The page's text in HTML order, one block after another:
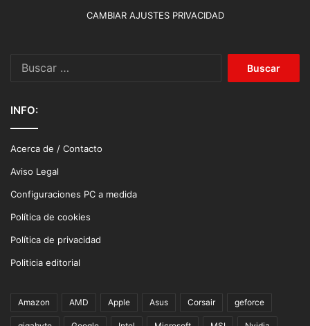
CAMBIAR AJUSTES PRIVACIDAD
INFO:
Acerca de / Contacto
Aviso Legal
Configuraciones PC a medida
Política de cookies
Política de privacidad
Politicia editorial
Amazon AMD Apple Asus Corsair geforce